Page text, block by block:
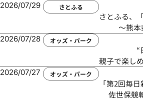
2026/07/29 さとふる
さとふる、
～熊
2026/07/28 オッズ・パーク
“
親子で楽し
2026/07/27 オッズ・パーク
「第2回毎
佐世保競